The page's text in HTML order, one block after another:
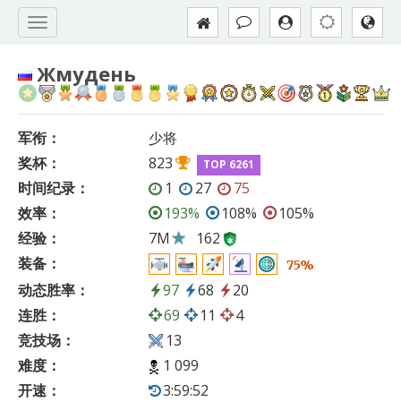
Жмудень
军衔：
少将
奖杯：
823 TOP 6261
时间纪录： 1 27
75
效率：
193% 108%
105%
经验：
7M
162
装备：
75%
动态胜率： 97 68
20
连胜：
69 11
4
竞技场：
13
难度：
1 099
开速：
3:59:52